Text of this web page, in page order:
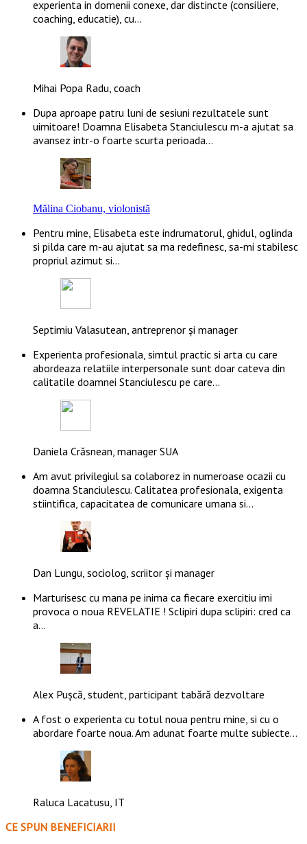
experienta in domenii conexe, dar distincte (consiliere,
coaching, educatie), cu…
Mihai Popa Radu, coach
Dupa aproape patru luni de sesiuni rezultatele sunt
uimitoare! Doamna Elisabeta Stanciulescu m-a ajutat sa
avansez intr-o foarte scurta perioada…
Mălina Ciobanu, violonistă
Pentru mine, Elisabeta este indrumatorul, ghidul, oglinda
si pilda care m-au ajutat sa ma redefinesc, sa-mi stabilesc
propriul azimut si…
Septimiu Valasutean, antreprenor și manager
Experienta profesionala, simtul practic si arta cu care
abordeaza relatiile interpersonale sunt doar cateva din
calitatile doamnei Stanciulescu pe care…
Daniela Crăsnean, manager SUA
Am avut privilegiul sa colaborez in numeroase ocazii cu
doamna Stanciulescu. Calitatea profesionala, exigenta
stiintifica, capacitatea de comunicare umana si…
Dan Lungu, sociolog, scriitor și manager
Marturisesc cu mana pe inima ca fiecare exercitiu imi
provoca o noua REVELATIE ! Sclipiri dupa sclipiri: cred ca
a…
Alex Pușcă, student, participant tabără dezvoltare
A fost o experienta cu totul noua pentru mine, si cu o
abordare foarte noua. Am adunat foarte multe subiecte…
Raluca Lacatusu, IT
CE SPUN BENEFICIARII